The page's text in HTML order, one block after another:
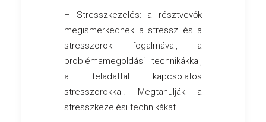
– Stresszkezelés: a résztvevők
megismerkednek a stressz és a
stresszorok fogalmával, a
problémamegoldási technikákkal,
a feladattal kapcsolatos
stresszorokkal. Megtanulják a
stresszkezelési technikákat.